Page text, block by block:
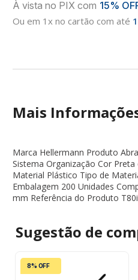
Ou em 1x no cartão com até
Mais
Marca Hellermann Produto
Sistema Organização Cor
Material Plástico Tipo de
Embalagem 200 Unidades
mm Referência do Produto
Sugestão de
8% OFF